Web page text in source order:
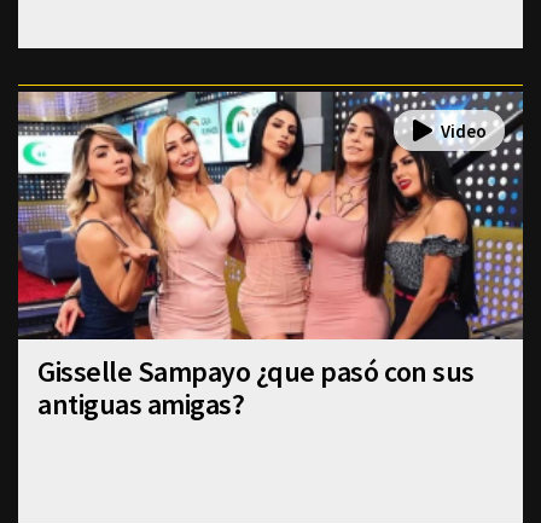
Gisselle Sampayo ¿que pasó con sus
antiguas amigas?